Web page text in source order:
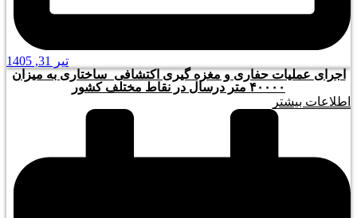
تیر 31, 1405
اجرای عملیات حفاری و مغزه گیری اکتشافی_ساختاری به میزان
۴۰۰۰۰ متر درسال در نقاط مختلف کشور
اطلاعات بیشتر